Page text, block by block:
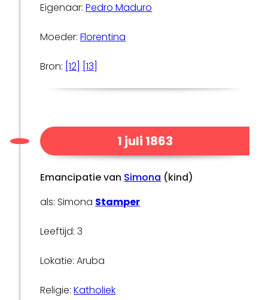
Eigenaar:Pedro Maduro
Moeder:Florentina
Bron: [12] [13]
1 juli 1863
Emancipatie van Simona (kind)
als: Simona Stamper
Leeftijd: 3
Lokatie: Aruba
Religie:Katholiek